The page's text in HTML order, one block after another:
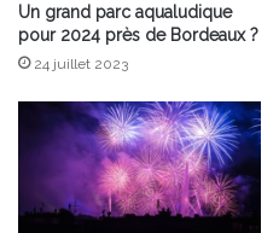
Un grand parc aqualudique
pour 2024 près de Bordeaux ?
24 juillet 2023